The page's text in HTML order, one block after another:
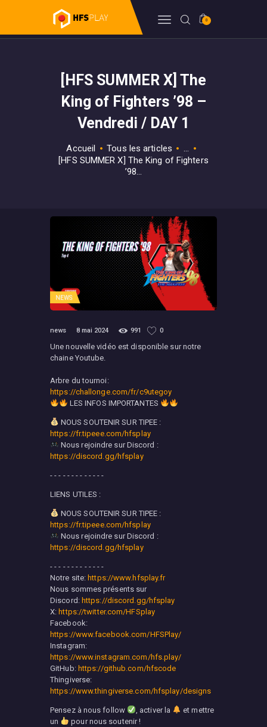
0
[HFS SUMMER X] The
King of Fighters ’98 –
Vendredi / DAY 1
Accueil Tous les articles
...
[HFS SUMMER X] The King of Fighters
’98...
HFSPLAY
FORUM
BILLETTERIE
BOUTIQUE
WIKI
NEWS
news 8 mai 2024 991 0
Une nouvelle vidéo est disponible sur notre
chaine Youtube.
Arbre du tournoi:
https://challonge.com/fr/c9utegoy
LES INFOS IMPORTANTES
NOUS SOUTENIR SUR TIPEE :
https://fr.tipeee.com/hfsplay
Nous rejoindre sur Discord :
https://discord.gg/hfsplay
- - - - - - - - - - - - -
LIENS UTILES :
NOUS SOUTENIR SUR TIPEE :
https://fr.tipeee.com/hfsplay
Nous rejoindre sur Discord :
https://discord.gg/hfsplay
- - - - - - - - - - - - -
Notre site: https://www.hfsplay.fr
Nous sommes présents sur
Discord: https://discord.gg/hfsplay
X: https://twitter.com/HFSplay
Facebook:
https://www.facebook.com/HFSPlay/
Instagram:
https://www.instagram.com/hfs.play/
GitHub: https://github.com/hfscode
Thingiverse:
https://www.thingiverse.com/hfsplay/designs
Pensez à nous follow , activer la
et mettre
un
pour nous soutenir !